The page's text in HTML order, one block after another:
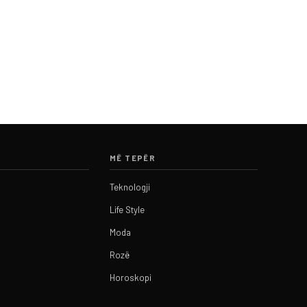
MË TEPËR
Teknologji
Life Style
Moda
Rozë
Horoskopi